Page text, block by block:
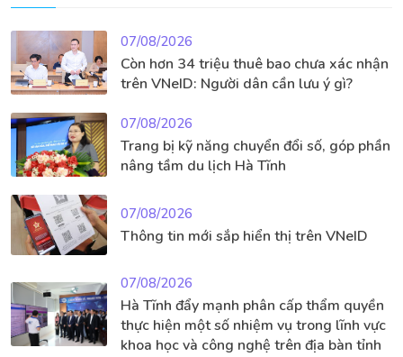
07/08/2026
Còn hơn 34 triệu thuê bao chưa xác nhận
trên VNeID: Người dân cần lưu ý gì?
07/08/2026
Trang bị kỹ năng chuyển đổi số, góp phần
nâng tầm du lịch Hà Tĩnh
07/08/2026
Thông tin mới sắp hiển thị trên VNeID
07/08/2026
Hà Tĩnh đẩy mạnh phân cấp thẩm quyền
thực hiện một số nhiệm vụ trong lĩnh vực
khoa học và công nghệ trên địa bàn tỉnh